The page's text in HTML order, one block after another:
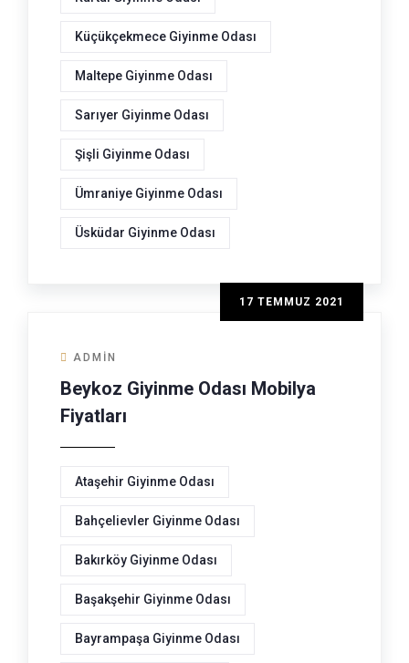
Küçükçekmece Giyinme Odası
Maltepe Giyinme Odası
Sarıyer Giyinme Odası
Şişli Giyinme Odası
Ümraniye Giyinme Odası
Üsküdar Giyinme Odası
17 TEMMUZ 2021
ADMIN
Beykoz Giyinme Odası Mobilya
Fiyatları
Ataşehir Giyinme Odası
Bahçelievler Giyinme Odası
Bakırköy Giyinme Odası
Başakşehir Giyinme Odası
Bayrampaşa Giyinme Odası